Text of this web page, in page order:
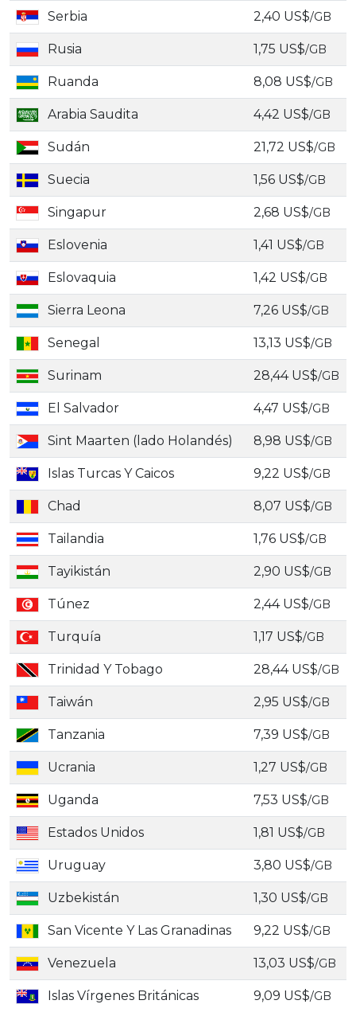
Serbia 2,40 US$/GB
Rusia 1,75 US$/GB
Ruanda 8,08 US$/GB
Arabia Saudita 4,42 US$/GB
Sudán 21,72 US$/GB
Suecia 1,56 US$/GB
Singapur 2,68 US$/GB
Eslovenia 1,41 US$/GB
Eslovaquia 1,42 US$/GB
Sierra Leona 7,26 US$/GB
Senegal 13,13 US$/GB
Surinam 28,44 US$/GB
El Salvador 4,47 US$/GB
Sint Maarten (lado Holandés) 8,98 US$/GB
Islas Turcas Y Caicos 9,22 US$/GB
Chad 8,07 US$/GB
Tailandia 1,76 US$/GB
Tayikistán 2,90 US$/GB
Túnez 2,44 US$/GB
Turquía 1,17 US$/GB
Trinidad Y Tobago 28,44 US$/GB
Taiwán 2,95 US$/GB
Tanzania 7,39 US$/GB
Ucrania 1,27 US$/GB
Uganda 7,53 US$/GB
Estados Unidos 1,81 US$/GB
Uruguay 3,80 US$/GB
Uzbekistán 1,30 US$/GB
San Vicente Y Las Granadinas 9,22 US$/GB
Venezuela 13,03 US$/GB
Islas Vírgenes Británicas 9,09 US$/GB